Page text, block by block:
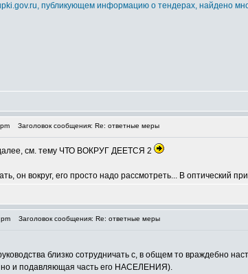
публикующем информацию о тендерах, найдено
Заголовок сообщения: Re: ответные меры
см. тему ЧТО ВОКРУГ ДЕЕТСЯ 2
он вокруг, его просто надо рассмотреть... В оптический
Заголовок сообщения: Re: ответные меры
близко сотрудничать с, в общем то враждебно
но и подавляющая часть его НАСЕЛЕНИЯ).